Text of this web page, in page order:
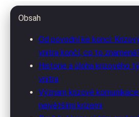
AltSport.cz
Zrušení krizového
to bude mít dopady?
19. 3. 2026· 10 min čtení · Autor: Anna
Obsah
Od povodní ke konci:
vnitra končí, co to
Historie a úloha krizového
vnitra
Význam krizové
největšími krizemi